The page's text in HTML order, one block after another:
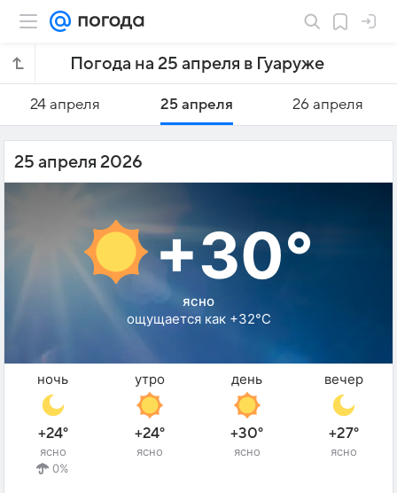
Погода на 25 апреля в Гуаруже
24 апреля 25 апреля 26 апреля
25 апреля 2026
+30°
ясно
ощущается как +32°C
ночь
+24°
ясно
0%
утро
+24°
ясно
день
+30°
ясно
вечер
+27°
ясно